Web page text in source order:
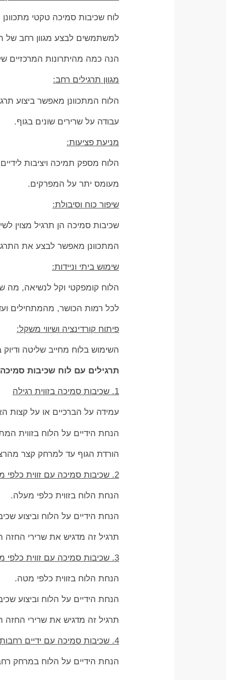
לוח שכיבות סמיכה טקטי מתכוונן
למשתמשים לבצע מגוון רחב של
הנה כמה מהיתרונות המרכזיים
מגוון תרגילים רחב:
הלוח המתכוונן מאפשר ביצוע
עבודה על שרירים שונים בגוף.
מניעת פציעות:
הלוח מספק תמיכה ויציבות
מעומס יתר על המפרקים.
שיפור כוח וסיבולת:
שכיבות סמיכה הן תרגיל מצוין
המתכוונן מאפשר לבצע את
שימוש ביתי וניידות:
הלוח קומפקטי וקל לנשיאה, מה
לכל רמות הכושר, מהמתחילים
פיתוח קורדינציה ושיווי משקל:
השימוש בלוח מחייב שליטה
תרגילים עם לוח שכיבות
1. שכיבות סמיכה בזווית רגילה
עמידה על הברכיים או על קצות
הנחת הידיים על הלוח בזווית
הורדת הגוף עד למרחק קצר
2. שכיבות סמיכה עם זווית כלפי מעלה
הנחת הלוח בזווית כלפי מעלה.
הנחת הידיים על הלוח וביצוע
תרגיל זה מדגיש את שרירי החזה
3. שכיבות סמיכה עם זווית כלפי מטה
הנחת הלוח בזווית כלפי מטה.
הנחת הידיים על הלוח וביצוע
תרגיל זה מדגיש את שרירי החזה
4. שכיבות סמיכה עם ידיים רחבות
הנחת הידיים על הלוח במרחק